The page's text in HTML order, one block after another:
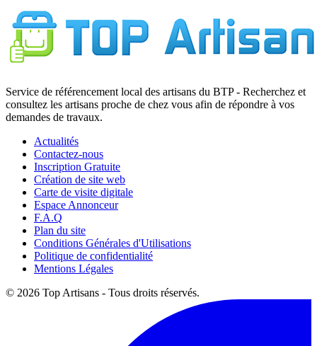
Service de référencement local des artisans du BTP - Recherchez et
consultez les artisans proche de chez vous afin de répondre à vos
demandes de travaux.
Actualités
Contactez-nous
Inscription Gratuite
Création de site web
Carte de visite digitale
Espace Annonceur
F.A.Q
Plan du site
Conditions Générales d'Utilisations
Politique de confidentialité
Mentions Légales
© 2026 Top Artisans - Tous droits réservés.